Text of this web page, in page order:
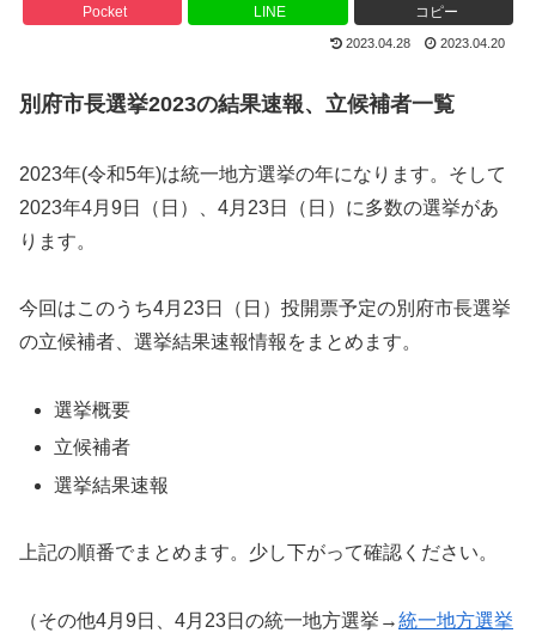
Pocket LINE コピー
2023.04.28 2023.04.20
別府市長選挙2023の結果速報、立候補者一覧
2023年(令和5年)は統一地方選挙の年になります。そして
2023年4月9日（日）、4月23日（日）に多数の選挙があ
ります。
今回はこのうち4月23日（日）投開票予定の別府市長選挙
の立候補者、選挙結果速報情報をまとめます。
選挙概要
立候補者
選挙結果速報
上記の順番でまとめます。少し下がって確認ください。
（その他4月9日、4月23日の統一地方選挙→統一地方選挙